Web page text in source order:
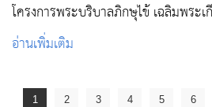
โครงการพระบริบาลภิกษุไข้ เฉลิมพระเ
มงคล 99 พรรษา สมเด็จพระอริยวงศา
สังฆราช สกลมหาสังฆปริณายก ณ สำนัก
อ่านเพิ่มเติม
1 2 3 4 5 6